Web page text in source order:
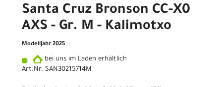
Santa Cruz Bronson CC-X0
AXS - Gr. M - Kalimotxo
Modelljahr 2025
bei uns im Laden erhältlich
Art.Nr. SAN30215714M